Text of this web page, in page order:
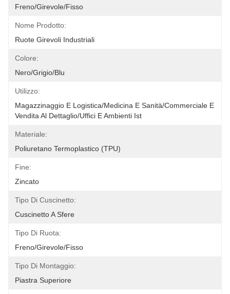
Freno/girevole/fisso
Nome Prodotto:
Ruote Girevoli Industriali
Colore:
Nero/Grigio/Blu
Utilizzo:
Magazzinaggio E Logistica/Medicina E Sanità/Commerciale E
Vendita Al Dettaglio/Uffici E Ambienti Ist
Materiale:
Poliuretano Termoplastico (TPU)
Fine:
Zincato
Tipo Di Cuscinetto:
Cuscinetto A Sfere
Tipo Di Ruota:
Freno/girevole/fisso
Tipo Di Montaggio:
Piastra Superiore